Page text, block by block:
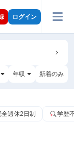
ログイン
年収 新着のみ
全週休2日制 学歴